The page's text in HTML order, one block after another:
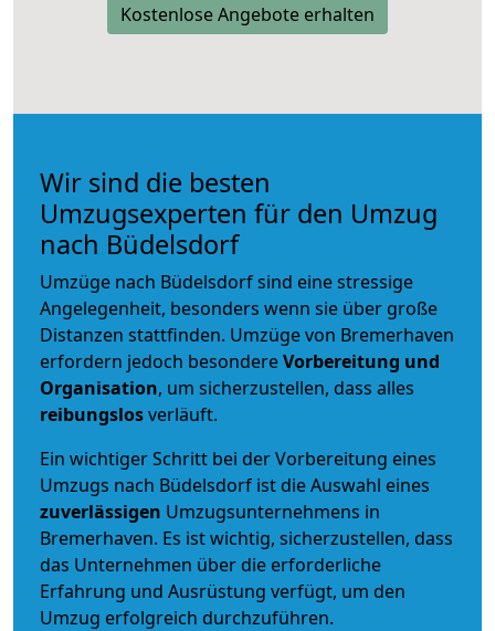
Kostenlose Angebote erhalten
Wir sind die besten
Umzugsexperten für den Umzug
nach Büdelsdorf
Umzüge nach Büdelsdorf sind eine stressige
Angelegenheit, besonders wenn sie über große
Distanzen stattfinden. Umzüge von Bremerhaven
erfordern jedoch besondereVorbereitung und
Organisation, um sicherzustellen, dass alles
reibungslosverläuft.
Ein wichtiger Schritt bei der Vorbereitung eines
Umzugs nach Büdelsdorf ist die Auswahl eines
zuverlässigen Umzugsunternehmens in
Bremerhaven. Es ist wichtig, sicherzustellen, dass
das Unternehmen über die erforderliche
Erfahrung und Ausrüstung verfügt, um den
Umzug erfolgreich durchzuführen.